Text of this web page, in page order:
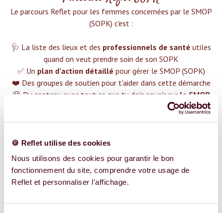
🍪 Reflet utilise des cookies
Nous utilisons des cookies pour garantir le bon
fonctionnement du site, comprendre votre usage de
Reflet et personnaliser l'affichage.
Le parcours Reflet pour les femmes concernées par le SMOP
(SOPK) c'est :‍
🩺 La liste des lieux et des professionnels de santé utiles
quand on veut prendre soin de son SOPK
✅ Un plan d'action détaillé pour gérer le SMOP (SOPK)
❤️ Des groupes de soutien pour t'aider dans cette démarche
😉 Du contenu avec tout ce que tu dois savoir sur le SMOP